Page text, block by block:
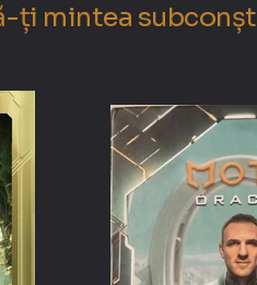
ți mintea